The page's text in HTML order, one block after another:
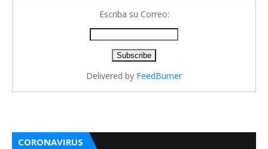
Escriba su Correo:
Delivered by FeedBurner
CORONAVIRUS